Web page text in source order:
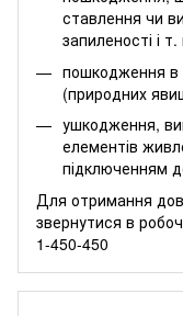
ставлення чи
запиленості і т.
пошкодження в
(природних
ушкодження,
елементів
підключенням
Для отримання
звернутися в
1-450-450